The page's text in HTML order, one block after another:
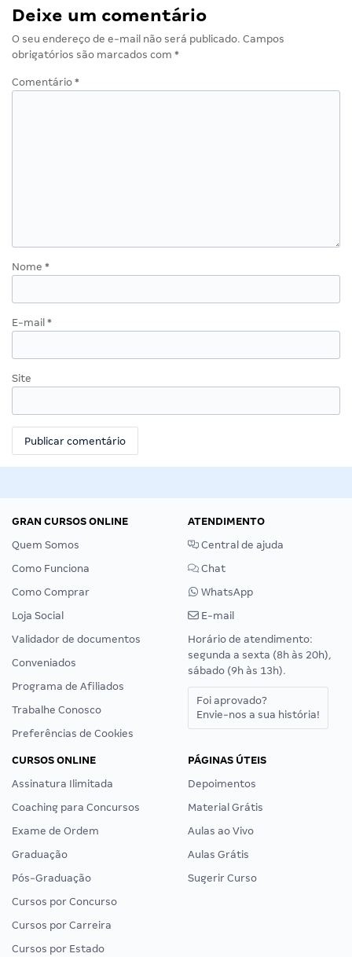
Deixe um comentário
O seu endereço de e-mail não será publicado. Campos
obrigatórios são marcados com *
Comentário *
Nome *
E-mail *
Site
GRAN CURSOS ONLINE
Quem Somos
Como Funciona
Como Comprar
Loja Social
Validador de documentos
Conveniados
Programa de Afiliados
Trabalhe Conosco
Preferências de Cookies
ATENDIMENTO
Central de ajuda
Chat
WhatsApp
E-mail
Horário de atendimento:
segunda a sexta (8h às 20h),
sábado (9h às 13h).
Foi aprovado?
Envie-nos a sua história!
CURSOS ONLINE
Assinatura Ilimitada
Coaching para Concursos
Exame de Ordem
Graduação
Pós-Graduação
Cursos por Concurso
Cursos por Carreira
Cursos por Estado
PÁGINAS ÚTEIS
Depoimentos
Material Grátis
Aulas ao Vivo
Aulas Grátis
Sugerir Curso